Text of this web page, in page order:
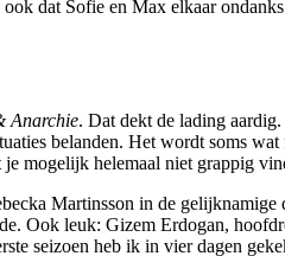
dat Sofie en Max elkaar
Anarchie. Dat dekt de lading
belanden. Het wordt soms
mogelijk helemaal niet grappig
Martinsson in de
Ook leuk: Gizem Erdogan,
seizoen heb ik in vier dagen